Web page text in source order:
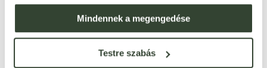
Mindennek a megengedése
Testre szabás